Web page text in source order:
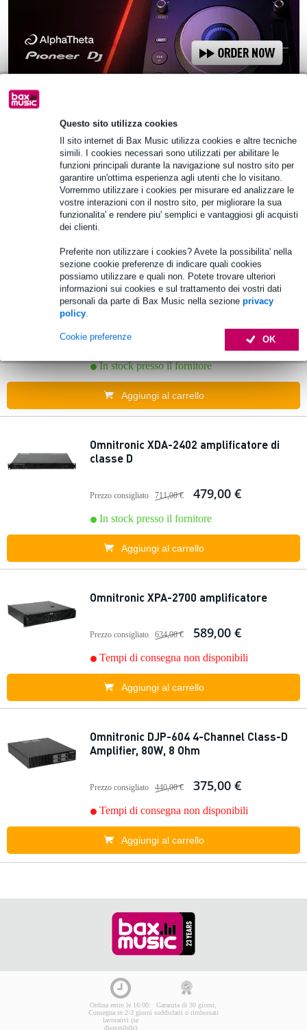
Questo sito utilizza cookies
Il sito internet di Bax Music utilizza cookies e altre tecniche
simili. I cookies necessari sono utilizzati per abilitare le
funzioni principali durante la navigazione sul nostro sito per
garantire un'ottima esperienza agli utenti che lo visitano.
Vorremmo utilizzare i cookies per misurare ed analizzare le
vostre interazioni con il nostro sito, per migliorare la sua
funzionalita' e rendere piu' semplici e vantaggiosi gli acquisti
dei clienti.
Preferite non utilizzare i cookies? Avete la possibilita' nella
sezione cookie preferenze di indicare quali cookies
possiamo utilizzare e quali non. Potete trovare ulteriori
informazioni sui cookies e sul trattamento dei vostri dati
personali da parte di Bax Music nella sezione privacy
policy.
OK
Cookie preferenze
In
10% DI SCONTO
EXTRA CON IL
EXTRA10
mixer/amplificatore a rack
Prezzo consigliato 169,00 € 141,00 €
Disponibile
Omnitronic A-3603 Amplificatore PA
800W
Prezzo consigliato
In stock presso il fornitore
Aggiungi al carrello
Omnitronic XDA-2402 amplificatore di
classe D
Prezzo consigliato 711,00 € 479,00 €
In stock presso il fornitore
Aggiungi al carrello
Omnitronic XPA-2700 amplificatore
Prezzo consigliato 634,00 € 589,00 €
Tempi di consegna non disponibili
Aggiungi al carrello
Omnitronic DJP-604 4-Channel Class-D
Amplifier, 80W, 8 Ohm
Prezzo consigliato 440,00 € 375,00 €
Tempi di consegna non disponibili
Aggiungi al carrello
Ordina entro le 16:00:
Consegna in 2-3 giorni
lavorativi (se
disponibile)
Garanzia di 30 giorni,
soddisfatti o rimborsati